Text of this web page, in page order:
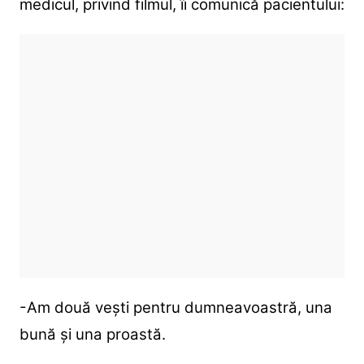
medicul, privind filmul, îi comunică pacientului:
-Am două vești pentru dumneavoastră, una
bună și una proastă.